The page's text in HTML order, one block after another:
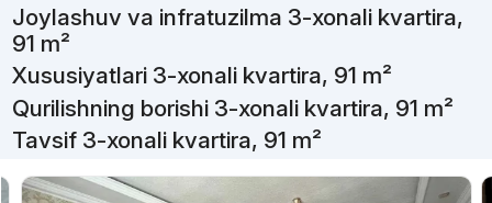
Joylashuv va infratuzilma 3-xonali kvartira,
91 m²
Xususiyatlari 3-xonali kvartira, 91 m²
Qurilishning borishi 3-xonali kvartira, 91 m²
Tavsif 3-xonali kvartira, 91 m²